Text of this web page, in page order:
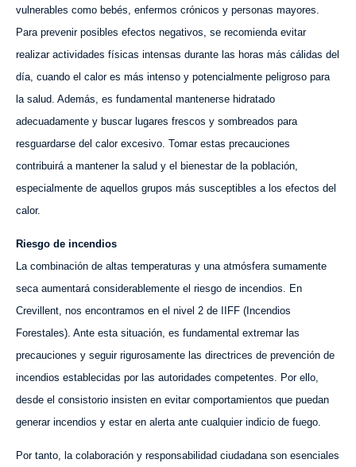
vulnerables como bebés, enfermos crónicos y personas mayores.
Para prevenir posibles efectos negativos, se recomienda evitar
realizar actividades físicas intensas durante las horas más cálidas del
día, cuando el calor es más intenso y potencialmente peligroso para
la salud. Además, es fundamental mantenerse hidratado
adecuadamente y buscar lugares frescos y sombreados para
resguardarse del calor excesivo. Tomar estas precauciones
contribuirá a mantener la salud y el bienestar de la población,
especialmente de aquellos grupos más susceptibles a los efectos del
calor.
Riesgo de incendios
La combinación de altas temperaturas y una atmósfera sumamente
seca aumentará considerablemente el riesgo de incendios. En
Crevillent, nos encontramos en el nivel 2 de IIFF (Incendios
Forestales). Ante esta situación, es fundamental extremar las
precauciones y seguir rigurosamente las directrices de prevención de
incendios establecidas por las autoridades competentes. Por ello,
desde el consistorio insisten en evitar comportamientos que puedan
generar incendios y estar en alerta ante cualquier indicio de fuego.
Por tanto, la colaboración y responsabilidad ciudadana son esenciales